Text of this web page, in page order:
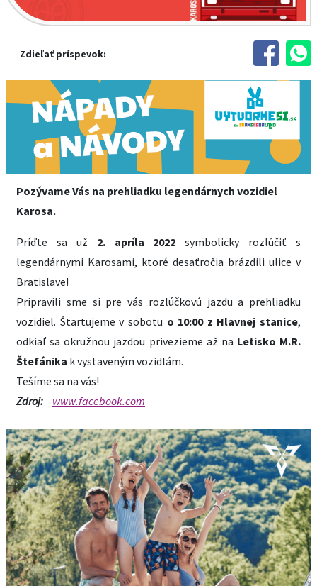
Zdieľať príspevok:
Pozývame Vás na prehliadku legendárnych vozidiel
Karosa.
Príďte sa už 2. apríla 2022 symbolicky rozlúčiť s
legendárnymi Karosami, ktoré desaťročia brázdili ulice v
Bratislave!
Pripravili sme si pre vás rozlúčkovú jazdu a prehliadku
vozidiel. Štartujeme v sobotu o 10:00 z Hlavnej stanice,
odkiaľ sa okružnou jazdou privezieme až na Letisko M.R.
Štefánika k vystaveným vozidlám.
Tešíme sa na vás!
Zdroj:
www.facebook.com